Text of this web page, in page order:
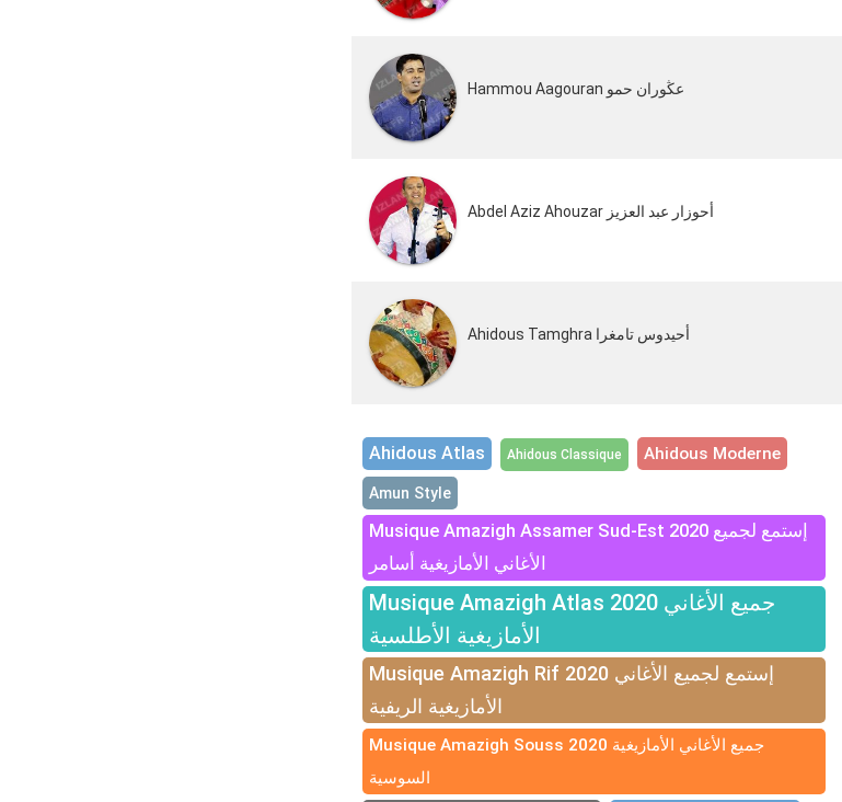
Hammou Aagouran عڭوران حمو
Abdel Aziz Ahouzar أحوزار عبد العزيز
Ahidous Tamghra أحيدوس تامغرا
Ahidous Atlas Ahidous Classique Ahidous Moderne
Amun Style
Musique Amazigh Assamer Sud-Est 2020 إستمع لجميع
الأغاني الأمازيغية أسامر
Musique Amazigh Atlas 2020 جميع الأغاني
الأمازيغية الأطلسية
Musique Amazigh Rif 2020 إستمع لجميع الأغاني
الأمازيغية الريفية
Musique Amazigh Souss 2020 جميع الأغاني الأمازيغية
السوسية